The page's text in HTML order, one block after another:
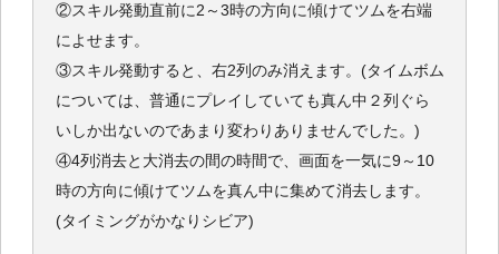
②スキル発動直前に2～3時の方向に傾けてツムを右端
によせます。
③スキル発動すると、右2列のみ消えます。(タイムボム
については、普通にプレイしていても真ん中２列ぐら
いしか出ないのであまり変わりありませんでした。)
④4列消去と大消去の間の時間で、画面を一気に9～10
時の方向に傾けてツムを真ん中に集めて消去します。
(タイミングがかなりシビア)